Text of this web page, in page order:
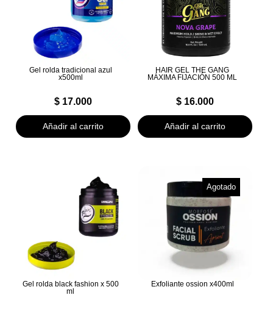
Gel rolda tradicional azul
x500ml
$17.000
Añadir al carrito
HAIR GEL THE GANG
MÁXIMA FIJACIÓN 500 ML
$16.000
Añadir al carrito
Gel rolda black fashion x 500
ml
Agotado
Exfoliante ossion x400ml